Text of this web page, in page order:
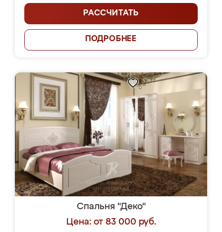
РАССЧИТАТЬ
ПОДРОБНЕЕ
Спальня "Деко"
Цена: от 83 000 руб.